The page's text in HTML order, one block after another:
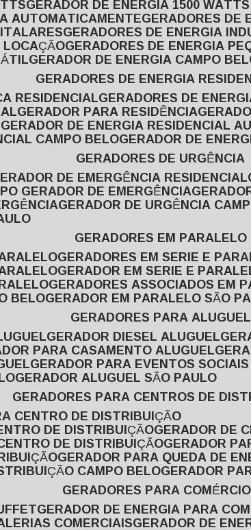
AUTOMATICAMENTE GERADORES
GERADORES DE ENERGIA
LOCAÇÃO GERADORES DE ENERGIA
GERADOR DE ENERGIA CAMPO
GERADORES DE ENERGIA
RESIDENCIAL GERADORES DE
GERADOR PARA RESIDÊNCIA
GERADOR DE ENERGIA RESIDENCIAL
CAMPO BELO GERADOR DE
GERADORES DE URGÊNCIA
GERADOR DE EMERGÊNCIA RESIDENCIAL
GERADOR DE EMERGÊNCIA
GERADOR DE URGÊNCIA
GERADORES EM PARALELO
GERADORES EM SERIE E
GERADOR EM SERIE E
GERADORES ASSOCIADOS EM
BELO GERADOR EM PARALELO SÃO
GERADORES PARA ALUGUEL
GERADOR DIESEL ALUGUEL
PARA CASAMENTO ALUGUEL
GERADOR PARA EVENTOS
GERADOR ALUGUEL SÃO PAULO
GERADORES PARA CENTROS DE
CENTRO DE DISTRIBUIÇÃO
DE DISTRIBUIÇÃO GERADOR DE
DE DISTRIBUIÇÃO GERADOR
GERADOR PARA QUEDA DE
CAMPO BELO GERADOR
GERADORES PARA
GERADOR DE ENERGIA PARA
COMERCIAIS GERADOR DE